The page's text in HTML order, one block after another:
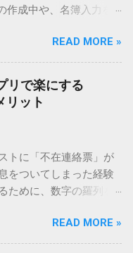
成中や、名簿入力を
パッド（手書き入力）」
書くのは非効率です
ないことも少なくあり
使わずに、特定のコー
、特殊記号を呼び出す
く解説します。 この
ても旧字・外字が出て
換で出てこない漢字が
コンが文字を認識する
「第1水準」「第2水
しかし、人名や地名に
READ MORE »
リで楽にする
リット
トに「不在連絡票」が
をついてしまった経験
ために、数字の羅列を
もあるかもしれませ
ミングで受け取りた
READ MORE »